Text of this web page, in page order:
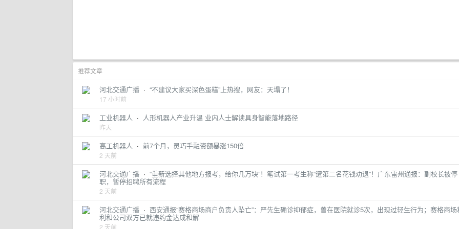
推荐文章
河北交通广播 · “不建议大家买深色蛋糕”上热搜，网友：天塌了！
17 小时前
工业机器人 · 人形机器人产业升温 业内人士解读具身智能落地路径
昨天
高工机器人 · 前7个月，灵巧手融资额暴涨150倍
2 天前
河北交通广播 · “重新选择其他地方报考，给你几万块”！笔试第一考生称“遭第二名花钱劝退”！广东雷州通报：副校长被停
职，暂停招聘所有流程
2 天前
河北交通广播 · 西安通报“赛格商场商户负责人坠亡”：严先生确诊抑郁症，曾在医院就诊5次，出现过轻生行为；赛格商场
利和公司双方已就违约金达成和解
2 天前